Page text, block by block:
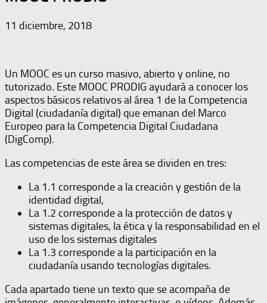
11 diciembre, 2018
Un MOOC es un curso masivo, abierto y online, no
tutorizado. Este MOOC PRODIG ayudará a conocer los
aspectos básicos relativos al área 1 de la Competencia
Digital (ciudadanía digital) que emanan del Marco
Europeo para la Competencia Digital Ciudadana
(DigComp).
Las competencias de este área se dividen en tres:
La 1.1 corresponde a la creación y gestión de la
identidad digital,
La 1.2 corresponde a la protección de datos y
sistemas digitales, la ética y la responsabilidad en el
uso de los sistemas digitales
La 1.3 corresponde a la participación en la
ciudadanía usando tecnologías digitales.
Cada apartado tiene un texto que se acompaña de